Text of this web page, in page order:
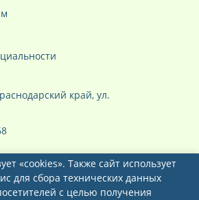
край, ул.
«cookies». Также сайт использует
для сбора технических данных
с целью получения